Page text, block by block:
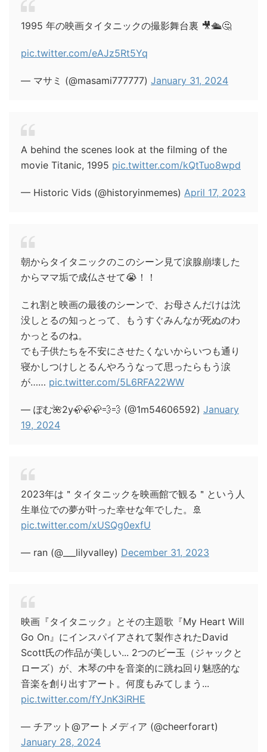
1995 年の映画タイタニックの撮影舞台裏 🎥🛳️🤔
pic.twitter.com/eAJz5Rt5Yq
— マサミ (@masami777777) January 31, 2024
A behind the scenes look at the filming of the
movie Titanic, 1995 pic.twitter.com/kQtTuo8wpd
— Historic Vids (@historyinmemes) April 17, 2023
朝からタイタニックのこのシーン見て涙腺崩壊した
からママ垢で成仏させて😭！！
これ割と映画の最後のシーンで、お母さんだけは沈
没しとるの知っとって、もうすぐみんなが死ぬのわ
かっとるのね。
でも子供たちを不安にさせたくないからいつも通り
寝かしつけしとるんやろうなって思ったらもう涙
が…… pic.twitter.com/5L6RFA22WW
— ぽむ🌺2y🦣🦣🦣💨💨 (@1m54606592) January
19, 2024
2023年は＂タイタニックを映画館で観る＂という人
生単位での夢が叶った幸せな年でした。🚢
pic.twitter.com/xUSQg0exfU
— ran (@___lilyvalley) December 31, 2023
映画『タイタニック』とその主題歌『My Heart Will
Go On』にインスパイアされて製作されたDavid
Scott氏の作品が美しい... 2つのビー玉（ジャックと
ローズ）が、木琴の中を音楽的に跳ね回り魅惑的な
音楽を創り出すアート。何度もみてしまう...
pic.twitter.com/fYJnK3iRHE
— チアット@アートメディア (@cheerforart)
January 28, 2024